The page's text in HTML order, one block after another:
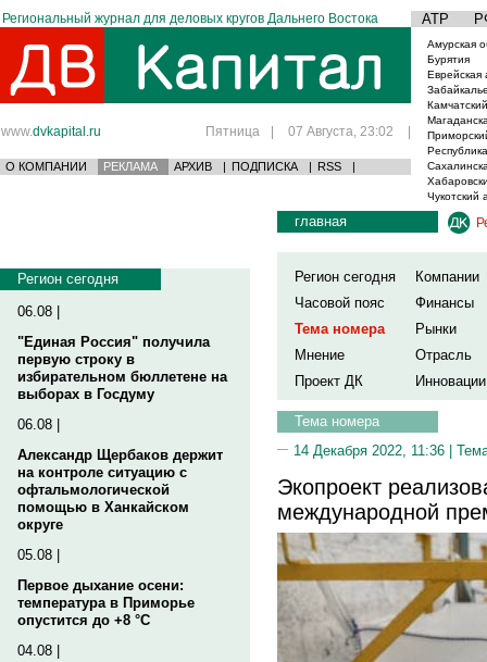
Региональный журнал для деловых кругов Дальнего Востока АТР
www.dvkapital.ru Пятница | 07 Августа, 23:02 |
О КОМПАНИИ РЕКЛАМА АРХИВ | ПОДПИСКА | RSS |
Амурская
Бурятия
Еврейская
Чукотский
Регион сегодня
06.08 |
"Единая Россия" получила
первую строку в
избирательном бюллетене на
выборах в Госдуму
06.08 |
Александр Щербаков держит
на контроле ситуацию с
офтальмологической
помощью в Ханкайском
округе
05.08 |
Первое дыхание осени:
температура в Приморье
опустится до +8 °C
04.08 |
главная
Регион сегодня
Компании
Часовой пояс
Финансы
Тема номера
Рынки
Мнение
Отрасль
Проект ДК
Инновации
Тема номера
14 Декабря 2022, 11:36 |
Экопроект
международной